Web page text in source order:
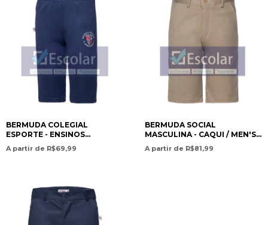
BERMUDA COLEGIAL
ESPORTE - ENSINOS
INFANTIL E FUNDAMENTAL /
SPORTS SCHOOL SHORTS -
INTERNACIONAL
A partir de R$69,99
BERMUDA SOCIAL
MASCULINA - CAQUI / MEN'S
DRESS SHORTS – KHAKI -
COLÉGIO EVEREST
A partir de R$81,99